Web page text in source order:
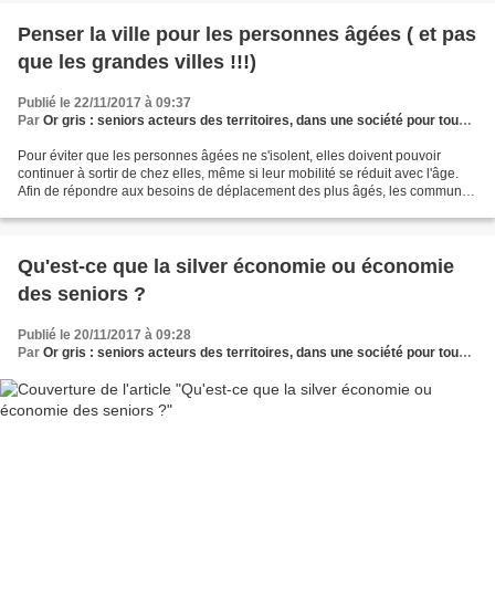
Penser la ville pour les personnes âgées ( et pas
que les grandes villes !!!)
Publié le 22/11/2017 à 09:37
Par Or gris : seniors acteurs des territoires, dans une société pour tous les âges
Pour éviter que les personnes âgées ne s'isolent, elles doivent pouvoir
continuer à sortir de chez elles, même si leur mobilité se réduit avec l'âge.
Afin de répondre aux besoins de déplacement des plus âgés, les communes
Qu'est-ce que la silver économie ou économie
des seniors ?
Publié le 20/11/2017 à 09:28
Par Or gris : seniors acteurs des territoires, dans une société pour tous les âges